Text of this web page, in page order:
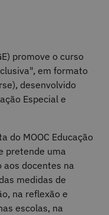
promove o curso
em formato
desenvolvido
Especial e
do MOOC Educação
pretende uma
aos docentes na
medidas de
na reflexão e
escolas, na